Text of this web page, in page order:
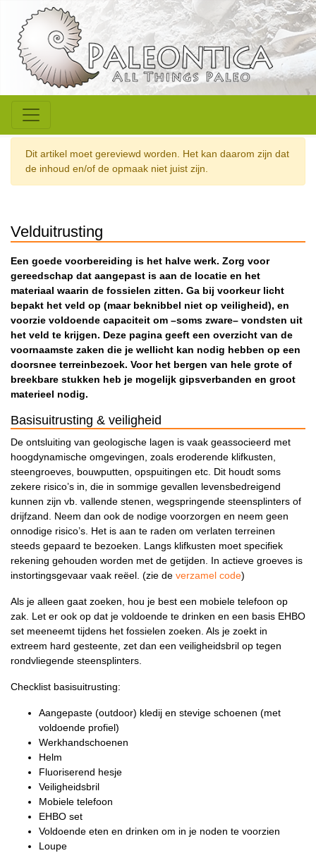
Dit artikel moet gereviewd worden. Het kan daarom zijn dat
de inhoud en/of de opmaak niet juist zijn.
Velduitrusting
Een goede voorbereiding is het halve werk. Zorg voor
gereedschap dat aangepast is aan de locatie en het
materiaal waarin de fossielen zitten. Ga bij voorkeur licht
bepakt het veld op (maar beknibbel niet op veiligheid), en
voorzie voldoende capaciteit om –soms zware– vondsten uit
het veld te krijgen. Deze pagina geeft een overzicht van de
voornaamste zaken die je wellicht kan nodig hebben op een
doorsnee terreinbezoek. Voor het bergen van hele grote of
breekbare stukken heb je mogelijk gipsverbanden en groot
materieel nodig.
Basisuitrusting & veiligheid
De ontsluiting van geologische lagen is vaak geassocieerd met
hoogdynamische omgevingen, zoals eroderende klifkusten,
steengroeves, bouwputten, opspuitingen etc. Dit houdt soms
zekere risico’s in, die in sommige gevallen levensbedreigend
kunnen zijn vb. vallende stenen, wegspringende steensplinters of
drijfzand. Neem dan ook de nodige voorzorgen en neem geen
onnodige risico’s. Het is aan te raden om verlaten terreinen
steeds gepaard te bezoeken. Langs klifkusten moet specifiek
rekening gehouden worden met de getijden. In actieve groeves is
instortingsgevaar vaak reëel. (zie de verzamel code)
Als je alleen gaat zoeken, hou je best een mobiele telefoon op
zak. Let er ook op dat je voldoende te drinken en een basis EHBO
set meeneemt tijdens het fossielen zoeken. Als je zoekt in
extreem hard gesteente, zet dan een veiligheidsbril op tegen
rondvliegende steensplinters.
Checklist basisuitrusting:
Aangepaste (outdoor) kledij en stevige schoenen (met
voldoende profiel)
Werkhandschoenen
Helm
Fluoriserend hesje
Veiligheidsbril
Mobiele telefoon
EHBO set
Voldoende eten en drinken om in je noden te voorzien
Loupe